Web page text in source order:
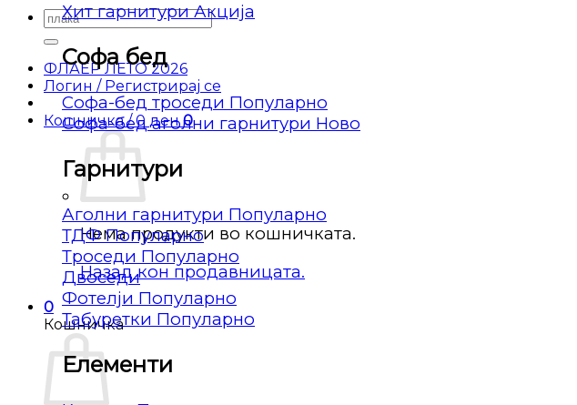
Барај
за:
ФЛАЕР ЛЕТО 2026
Логин / Регистрирај се
Кошничка /0 ден 0
Нема продукти во кошничката.
Назад кон продавницата.
0
Кошничка
Хит гарнитури
Софа бед
Софа-бед троседи
Софа-бед аголни гарнитури
Гарнитури
Аголни гарнитури
ТДФ
Троседи
Двоседи
Фотелји
Табуретки
Елементи